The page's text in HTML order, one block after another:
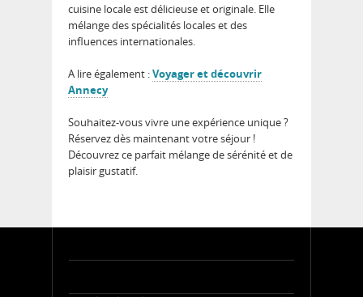
cuisine locale est délicieuse et originale. Elle
mélange des spécialités locales et des
influences internationales.
A lire également :Voyager et découvrir
Annecy
Souhaitez-vous vivre une expérience unique ?
Réservez dès maintenant votre séjour !
Découvrez ce parfait mélange de sérénité et de
plaisir gustatif.